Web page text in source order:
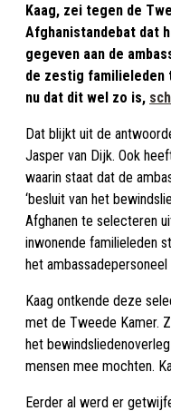
Kaag, zei tegen de
Afghanistandebat dat
gegeven aan de
de zestig familieleden
nu dat dit wel zo is,
Dat blijkt uit de
Jasper van Dijk. Ook
waarin staat dat de
‘besluit van het
Afghanen te selecteren
inwonende familieleden
het ambassadepersoneel
Kaag ontkende deze
met de Tweede Kamer.
het
mensen mee mochten.
Eerder al werd er